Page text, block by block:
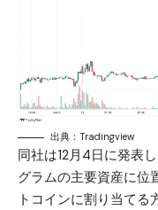
出典：Tradingview
同社は12月4日に発表
グラムの主要資産に位
トコインに割り当てる